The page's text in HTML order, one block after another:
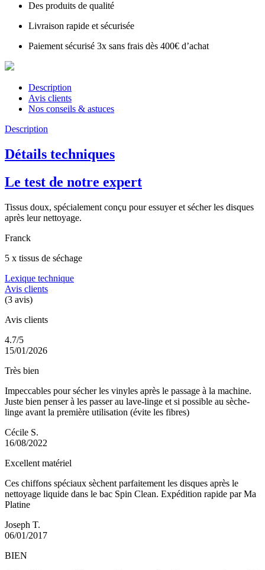
Des produits de qualité
Livraison rapide et sécurisée
Paiement sécurisé 3x sans frais dès 400€ d’achat
Description
Avis clients
Nos conseils & astuces
Description
Détails techniques
Le test de notre expert
Tissus doux, spécialement conçu pour essuyer et sécher les disques
après leur nettoyage.
Franck
5 x tissus de séchage
Lexique technique
Avis clients
(3 avis)
Avis clients
4.7/5
15/01/2026
Très bien
Impeccables pour sécher les vinyles après le passage à la machine.
Juste bien penser à les passer au lave-linge et si possible au sèche-
linge avant la première utilisation (évite les fibres)
Cécile S.
16/08/2022
Excellent matériel
Ces chiffons spéciaux sèchent parfaitement les disques après le
nettoyage liquide dans le bac Spin Clean. Expédition rapide par Ma
Platine
Joseph T.
06/01/2017
BIEN